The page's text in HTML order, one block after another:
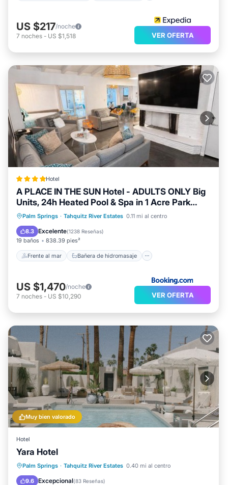
US $217/noche
7 noches - US $1,518 VER OFERTA
Hotel
A PLACE IN THE SUN Hotel - ADULTS ONLY Big
Units, 24h Heated Pool & Spa in 1 Acre Park
Prime Location, DOG Friendly, TOP Midcentury
Modern Boutique Hotel
Palm Springs · Tahquitz River Estates 0.11 mi al centro
8.3 Excelente(1238 Reseñas)
19 baños 838.39 pies²
Frente al mar Bañera de hidromasaje
Frente al mar
Bañera de hidromasaje
Desayuno
Aparcamiento
US $1,470/noche
7 noches - US $10,290 VER OFERTA
Muy bien valorado
Hotel
Yara Hotel
Palm Springs · Tahquitz River Estates 0.40 mi al centro
9.6 Excepcional(83 Reseñas)
Desayuno Aparcamiento
Piscina
Spa